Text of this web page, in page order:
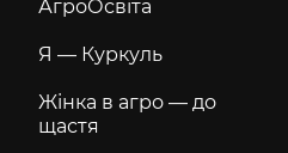
АгроОсвіта
Я — Куркуль
Жінка в агро — до
щастя